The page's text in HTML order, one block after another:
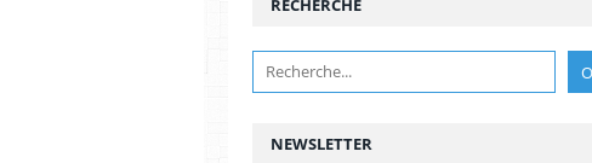
NEWSLETTER
RECHERCHE